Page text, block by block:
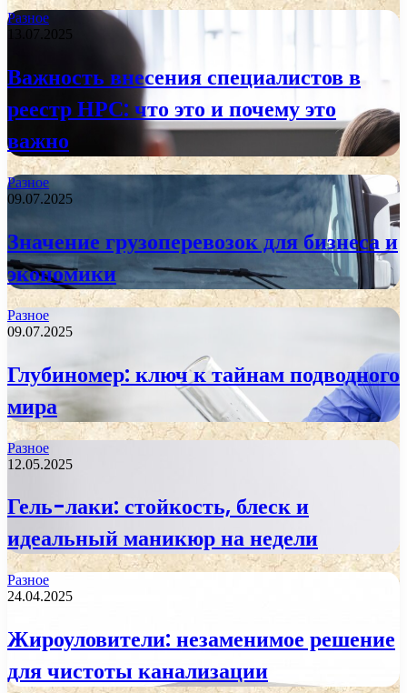
Разное
13.07.2025
Важность внесения специалистов в
реестр НРС: что это и почему это
важно
Разное
09.07.2025
Значение грузоперевозок для бизнеса и
экономики
Разное
09.07.2025
Глубиномер: ключ к тайнам подводного
мира
Разное
12.05.2025
Гель-лаки: стойкость, блеск и
идеальный маникюр на недели
Разное
24.04.2025
Жироуловители: незаменимое решение
для чистоты канализации